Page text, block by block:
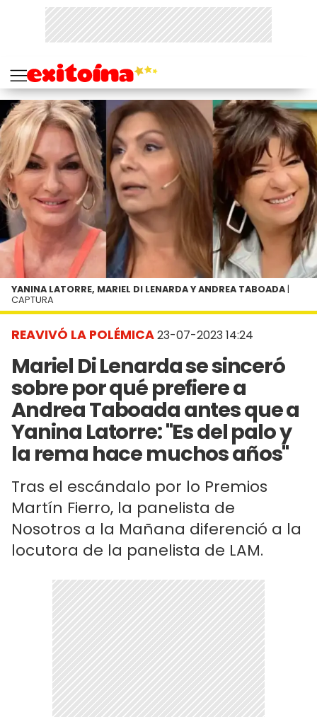
REAVIVÓ LA POLÉMICA23-07-2023 14:24
Mariel Di Lenarda se sinceró
sobre por qué prefiere a
Andrea Taboada antes que a
Yanina Latorre: "Es del palo y
la rema hace muchos años"
Tras el escándalo por lo Premios
Martín Fierro, la panelista de
Nosotros a la Mañana diferenció a la
locutora de la panelista de LAM.
YANINA LATORRE, MARIEL DI LENARDA Y ANDREA TABOADA |
CAPTURA